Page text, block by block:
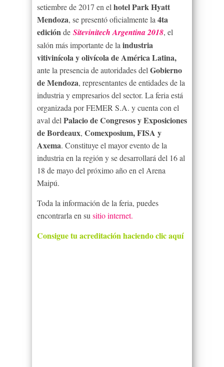
setiembre de 2017 en el hotel Park Hyatt
Mendoza, se presentó oficialmente la 4ta
ediciónde Sitevinitech Argentina 2018, el
salón más importante de la industria
vitivinícola y olivícola de América Latina,
ante la presencia de autoridades del Gobierno
de Mendoza, representantes de entidades de la
industria y empresarios del sector. La feria está
organizada por FEMER S.A. y cuenta con el
aval del Palacio de Congresos y Exposiciones
de Bordeaux, Comexposium, FISA y
Axema. Constituye el mayor evento de la
industria en la región y se desarrollará del 16 al
18 de mayo del próximo año en el Arena
Maipú.
Toda la información de la feria, puedes
encontrarla en su sitio internet.
Consigue tu acreditación haciendo clic aquí